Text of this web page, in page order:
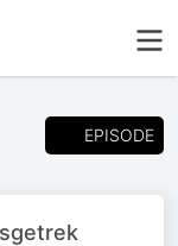
EPISODE